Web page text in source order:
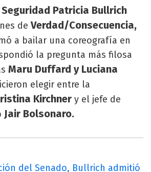
Seguridad Patricia Bullrich
deVerdad/Consecuencia,
a bailar una coreografía en
la pregunta más filosa
Maru Duffard y Luciana
elegir entre la
Kirchner y el jefe de
Jair Bolsonaro.
del Senado, Bullrich admitió